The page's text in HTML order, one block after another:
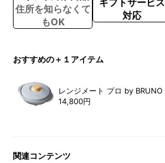
住所を知らなくて
もOK
対応
おすすめの＋１アイテム
レンジメート プロ by BRUNO
14,800円
関連コンテンツ